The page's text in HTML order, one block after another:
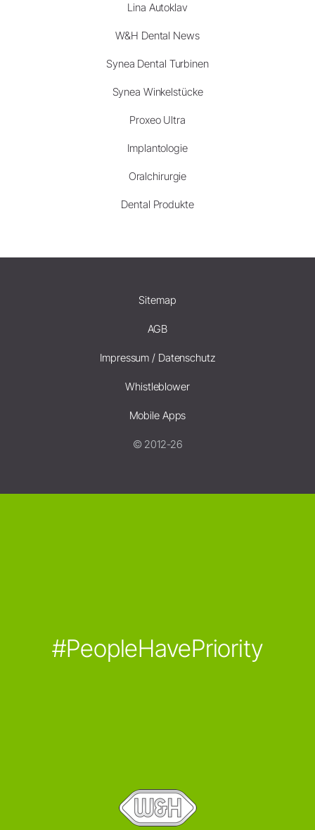
Lina Autoklav
W&H Dental News
Synea Dental Turbinen
Synea Winkelstücke
Proxeo Ultra
Implantologie
Oralchirurgie
Dental Produkte
Sitemap
AGB
Impressum / Datenschutz
Whistleblower
Mobile Apps
© 2012-26
#PeopleHavePriority